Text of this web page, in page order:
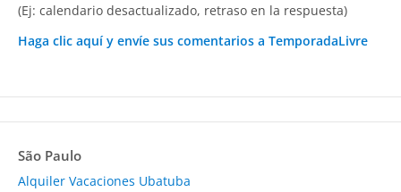
(Ej: calendario desactualizado, retraso en la respuesta)
Haga clic aquí y envíe sus comentarios a TemporadaLivre
São Paulo
Alquiler Vacaciones Ubatuba